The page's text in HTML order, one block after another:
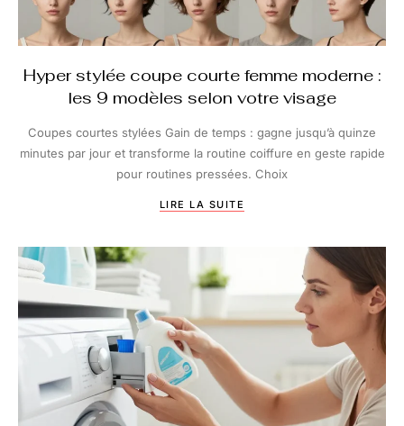
Hyper stylée coupe courte femme moderne :
les 9 modèles selon votre visage
Coupes courtes stylées Gain de temps : gagne jusqu’à quinze
minutes par jour et transforme la routine coiffure en geste rapide
pour routines pressées. Choix
LIRE LA SUITE